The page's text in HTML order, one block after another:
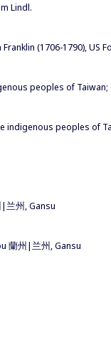
Lindl.
Franklin (1706-1790), US
peoples of
indigenous peoples of
兰州, Gansu
蘭州|兰州, Gansu